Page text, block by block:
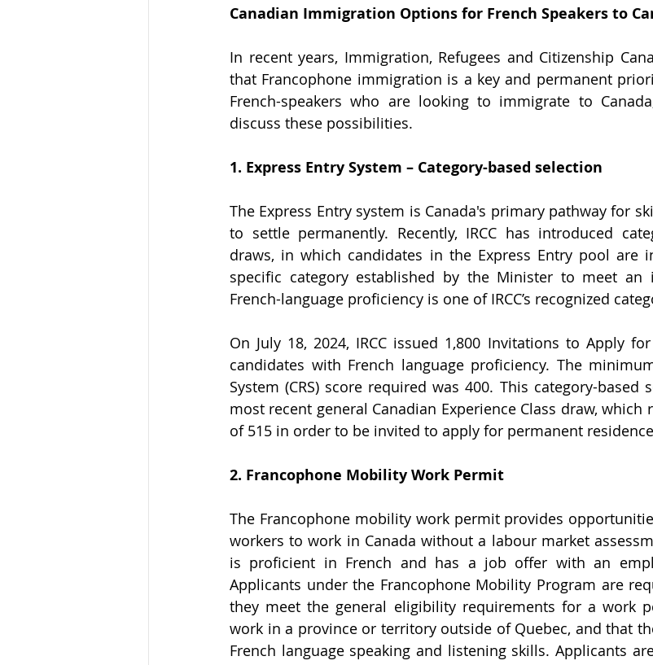
Canadian Immigration Options for French Speakers to
In recent years, Immigration, Refugees and Citizenship
that Francophone immigration is a key and permanent
French-speakers who are looking to immigrate to
discuss these possibilities.
1. Express Entry System – Category-based selection
The Express Entry system is Canada's primary pathway for
to settle permanently. Recently, IRCC has introduced
draws, in which candidates in the Express Entry pool are
specific category established by the Minister to meet an
French-language proficiency is one of IRCC’s recognized
On July 18, 2024, IRCC issued 1,800 Invitations to Apply
candidates with French language proficiency. The
System (CRS) score required was 400. This category-
most recent general Canadian Experience Class draw,
of 515 in order to be invited to apply for permanent
2. Francophone Mobility Work Permit
The Francophone mobility work permit provides
workers to work in Canada without a labour market
is proficient in French and has a job offer with an
Applicants under the Francophone Mobility Program are
they meet the general eligibility requirements for a work
work in a province or territory outside of Quebec, and that
French language speaking and listening skills. Applicants